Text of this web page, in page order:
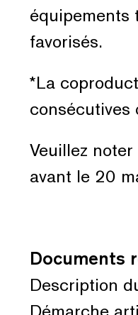
équipements
favorisés.
*La
consécutives
Veuillez noter
avant le 20
Documents
Description
Démarche